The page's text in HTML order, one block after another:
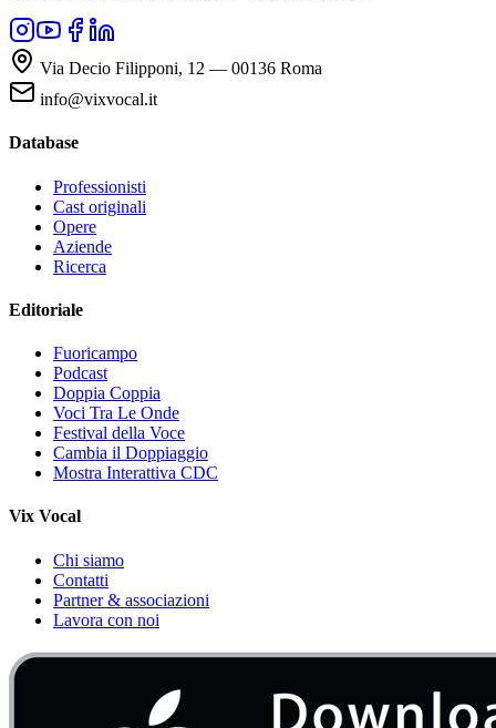
Via Decio Filipponi, 12 — 00136 Roma
info@vixvocal.it
Database
Professionisti
Cast originali
Opere
Aziende
Ricerca
Editoriale
Fuoricampo
Podcast
Doppia Coppia
Voci Tra Le Onde
Festival della Voce
Cambia il Doppiaggio
Mostra Interattiva CDC
Vix Vocal
Chi siamo
Contatti
Partner & associazioni
Lavora con noi